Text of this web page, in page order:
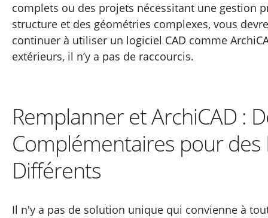
complets ou des projets nécessitant une gestion
structure et des géométries complexes, vous
continuer à utiliser un logiciel CAD comme
extérieurs, il n’y a pas de raccourcis.
Remplanner et ArchiCAD :
Complémentaires pour des
Différents
Il n'y a pas de solution unique qui convienne à